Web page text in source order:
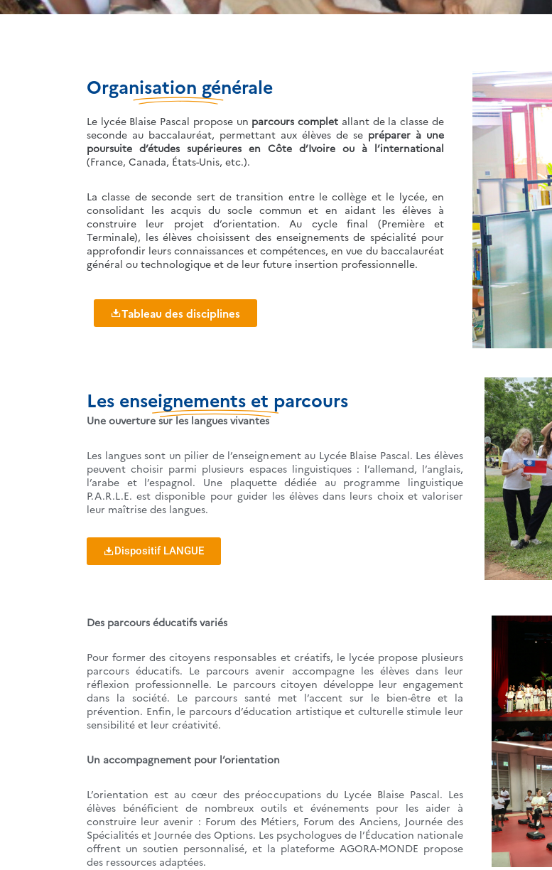
Organisation générale
Le lycée Blaise Pascal propose un parcours complet allant de la classe de
seconde au baccalauréat, permettant aux élèves de se préparer à une
poursuite d’études supérieures en Côte d’Ivoire ou à l’international
(France, Canada, États-Unis, etc.).
La classe de seconde sert de transition entre le collège et le lycée, en
consolidant les acquis du socle commun et en aidant les élèves à
construire leur projet d’orientation. Au cycle final (Première et
Terminale), les élèves choisissent des enseignements de spécialité pour
approfondir leurs connaissances et compétences, en vue du baccalauréat
général ou technologique et de leur future insertion professionnelle.
Tableau des disciplines
Les enseignements et parcours
Une ouverture sur les langues vivantes
Les langues sont un pilier de l’enseignement au Lycée Blaise Pascal. Les élèves
peuvent choisir parmi plusieurs espaces linguistiques : l’allemand, l’anglais,
l’arabe et l’espagnol. Une plaquette dédiée au programme linguistique
P.A.R.L.E. est disponible pour guider les élèves dans leurs choix et valoriser
leur maîtrise des langues.
Dispositif LANGUE
Des parcours éducatifs variés
Pour former des citoyens responsables et créatifs, le lycée propose plusieurs
parcours éducatifs. Le parcours avenir accompagne les élèves dans leur
réflexion professionnelle. Le parcours citoyen développe leur engagement
dans la société. Le parcours santé met l’accent sur le bien-être et la
prévention. Enfin, le parcours d’éducation artistique et culturelle stimule leur
sensibilité et leur créativité.
Un accompagnement pour l’orientation
L’orientation est au cœur des préoccupations du Lycée Blaise Pascal. Les
élèves bénéficient de nombreux outils et événements pour les aider à
construire leur avenir : Forum des Métiers, Forum des Anciens, Journée des
Spécialités et Journée des Options. Les psychologues de l’Éducation nationale
offrent un soutien personnalisé, et la plateforme AGORA-MONDE propose
des ressources adaptées.